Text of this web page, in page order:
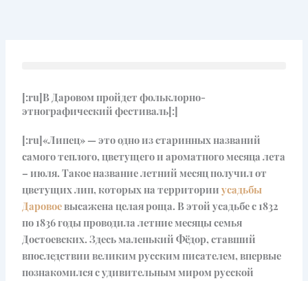
[:ru]В Даровом пройдет фольклорно-
этнографический фестиваль[:]
[:ru]«Липец» — это одно из старинных названий
самого теплого, цветущего и ароматного месяца лета
– июля. Такое название летний месяц получил от
цветущих лип,которых на территорииусадьбы
Даровоевысажена целая роща. В этой усадьбе с 1832
по 1836 годы проводила летние месяцы семья
Достоевских. Здесь маленький Фёдор, ставший
впоследствии великим русским писателем, впервые
познакомился с удивительным миром русской